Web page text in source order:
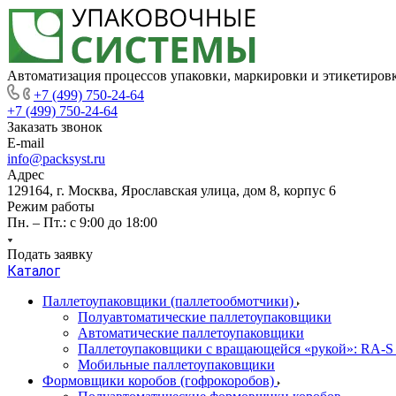
Автоматизация процессов упаковки, маркировки и
+7 (499) 750-24-64
+7 (499) 750-24-64
Заказать звонок
E-mail
info@packsyst.ru
Адрес
129164, г. Москва, Ярославская улица, дом 8, корпус 6
Режим работы
Пн. – Пт.: с 9:00 до 18:00
Подать заявку
Каталог
Паллетоупаковщики (паллетообмотчики)
Полуавтоматические паллетоупаковщики
Автоматические паллетоупаковщики
Паллетоупаковщики с вращающейся «рукой»: RA-
Мобильные паллетоупаковщики
Формовщики коробов (гофрокоробов)